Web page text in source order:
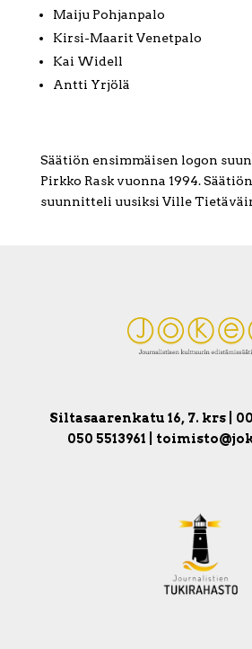
Maiju Pohjanpalo
Kirsi-Maarit Venetpalo
Kai Widell
Antti Yrjölä
Säätiön ensimmäisen logon
Pirkko Rask vuonna 1994.
suunnitteli uusiksi Ville
Siltasaarenkatu 16, 7. krs |
050 5513961 |